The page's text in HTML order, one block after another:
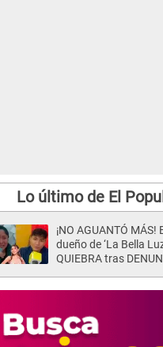
Lo último de El
¡NO AGUANTÓ MÁS!
dueño de ‘La Bella
QUIEBRA tras